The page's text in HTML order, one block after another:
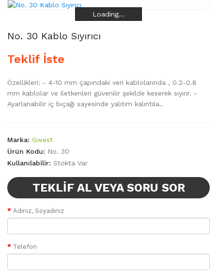
Loading...
Loading...
Loading...
Loading...
No. 30 Kablo Sıyırıcı
Teklif İste
Özellikleri: - 4-10 mm çapındaki veri kablolarında , 0.2-0.8
mm kablolar ve iletkenleri güvenilir şekilde keserek sıyırır. -
Ayarlanabilir iç bıçağı sayesinde yalıtım kalıntıla..
Marka: Gwest
Ürün Kodu: No. 30
Kullanılabilir: Stokta Var
TEKLIF AL VEYA SORU SOR
Adınız, Soyadınız
Telefon